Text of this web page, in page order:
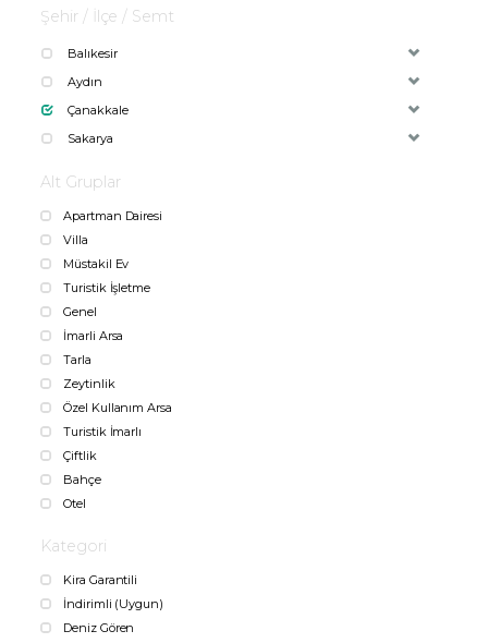
Şehir / İlçe / Semt
Balıkesir
Aydın
Çanakkale
Sakarya
Alt Gruplar
Apartman Dairesi
Villa
Müstakil Ev
Turistik İşletme
Genel
İmarli Arsa
Tarla
Zeytinlik
Özel Kullanım Arsa
Turistik İmarlı
Çiftlik
Bahçe
Otel
Kategori
Kira Garantili
İndirimli (Uygun)
Deniz Gören